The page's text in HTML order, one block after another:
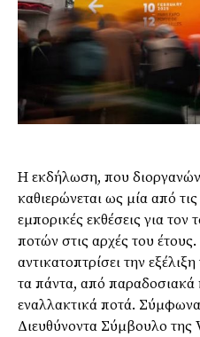
Η εκδήλωση, που
καθιερώνεται ως μία από
εμπορικές εκθέσεις για τον
ποτών στις αρχές του
αντικατοπτρίσει την
τα πάντα, από
εναλλακτικά ποτά.
Διευθύνοντα Σύμβουλο